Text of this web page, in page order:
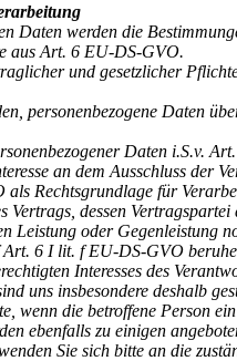
Daten werden die
aus Art. 6 EU-DS-GVO.
und gesetzlicher
personenbezogene Daten
Daten i.S.v.
an dem Ausschluss der
Rechtsgrundlage für
Vertrags, dessen
Leistung oder
6 I lit. f EU-DS-GVO
Interesses des
uns insbesondere deshalb
wenn die betroffene Person
ebenfalls zu einigen
Sie sich bitte an die